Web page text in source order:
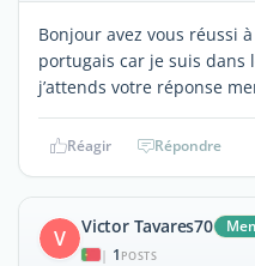
Bonjour avez vous réussi
portugais car je suis dans
j’attends votre réponse
Réagir Répondre
V Victor Tavares70
| 1 POSTS